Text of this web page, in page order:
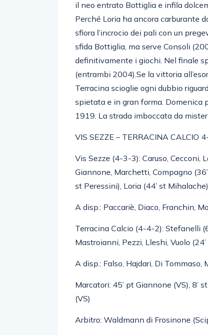
il neo entrato Bottiglia e infila
Perché Loria ha ancora carburante
sfiora l’incrocio dei pali con un
sfida Bottiglia, ma serve Consoli
definitivamente i giochi. Nel finale
(entrambi 2004).Se la vittoria
Terracina scioglie ogni dubbio
spietata e in gran forma. Domenica
1919. La strada imboccata da
VIS SEZZE – TERRACINA CALCIO
Vis Sezze (4-3-3): Caruso, Cecconi,
Giannone, Marchetti, Compagno
st Peressini), Loria (44’ st Mihalache)
A disp.: Paccariè, Diaco, Franchin,
Terracina Calcio (4-4-2): Stefanelli
Mastroianni, Pezzi, Lleshi, Vuolo
A disp.: Falso, Hajdari, Di Tommaso,
Marcatori: 45’ pt Giannone (VS), 8’
(VS)
Arbitro: Waldmann di Frosinone